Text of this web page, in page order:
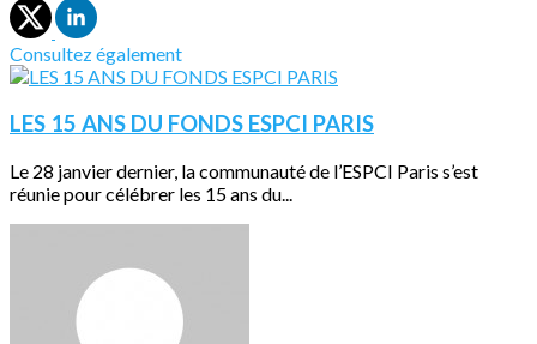
Consultez également
LES 15 ANS DU FONDS ESPCI PARIS
Le 28 janvier dernier, la communauté de l’ESPCI Paris s’est
réunie pour célébrer les 15 ans du...